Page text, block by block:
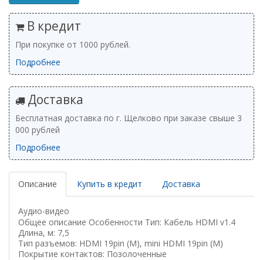
В кредит
При покупке от 1000 рублей.
Подробнее
Доставка
Бесплатная доставка по г. Щелково при заказе свыше 3
000 рублей
Подробнее
Описание Купить в кредит Доставка
Аудио-видео
Общее описание Особенности Тип: Кабель HDMI v1.4
Длина, м: 7,5
Тип разъемов: HDMI 19pin (M), mini HDMI 19pin (M)
Покрытие контактов: Позолоченные